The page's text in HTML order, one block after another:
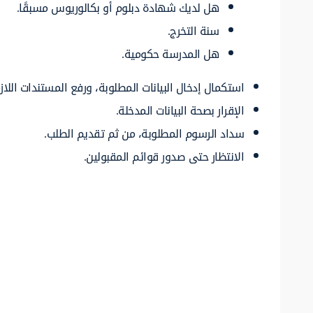
هل لديك شهادة دبلوم أو بكالوريوس مسبقًا.
سنة التخرج.
هل المدرسة حكومية.
استكمال إدخال البيانات المطلوبة، ورفع المستندات
الإقرار بصحة البيانات المدخلة.
سداد الرسوم المطلوبة، من ثم تقديم الطلب.
الانتظار حتى صدور قوائم المقبولين.